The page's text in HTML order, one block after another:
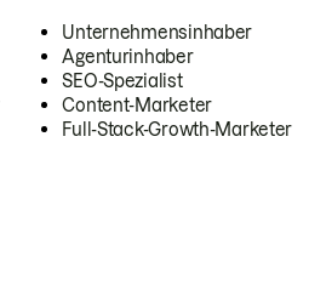
Unternehmensinhaber
Agenturinhaber
SEO-Spezialist
Content-Marketer
Full-Stack-Growth-Marketer